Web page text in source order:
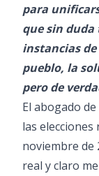
para
que sin duda
instancias
pueblo, la
pero de
El abogado
las
noviembre de
real y claro